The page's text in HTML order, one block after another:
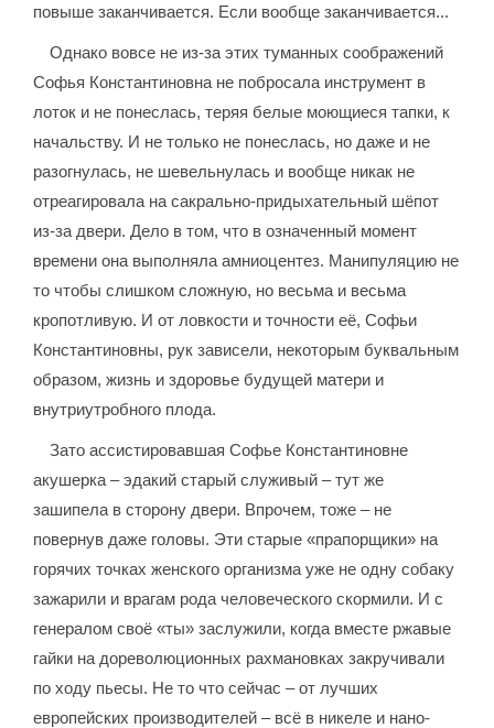
повыше заканчивается. Если вообще заканчивается...
Однако вовсе не из-за этих туманных соображений
Софья Константиновна не побросала инструмент в
лоток и не понеслась, теряя белые моющиеся тапки, к
начальству. И не только не понеслась, но даже и не
разогнулась, не шевельнулась и вообще никак не
отреагировала на сакрально-придыхательный шёпот
из-за двери. Дело в том, что в означенный момент
времени она выполняла амниоцентез. Манипуляцию не
то чтобы слишком сложную, но весьма и весьма
кропотливую. И от ловкости и точности её, Софьи
Константиновны, рук зависели, некоторым буквальным
образом, жизнь и здоровье будущей матери и
внутриутробного плода.
Зато ассистировавшая Софье Константиновне
акушерка – эдакий старый служивый – тут же
зашипела в сторону двери. Впрочем, тоже – не
повернув даже головы. Эти старые «прапорщики» на
горячих точках женского организма уже не одну собаку
зажарили и врагам рода человеческого скормили. И с
генералом своё «ты» заслужили, когда вместе ржавые
гайки на дореволюционных рахмановках закручивали
по ходу пьесы. Не то что сейчас – от лучших
европейских производителей – всё в никеле и нано-